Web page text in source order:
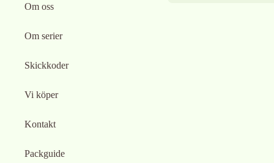
Om oss
Om serier
Skickkoder
Vi köper
Kontakt
Packguide